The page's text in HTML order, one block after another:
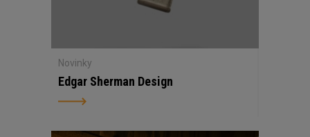
Novinky
Edgar Sherman Design